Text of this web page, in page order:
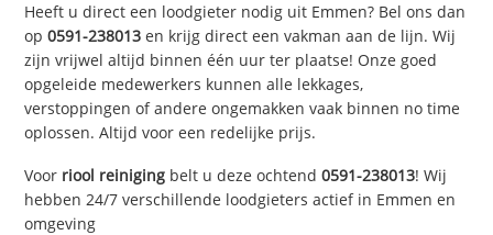
Heeft u direct een loodgieter nodig uit Emmen? Bel ons dan
op0591-238013 en krijg direct een vakman aan de lijn. Wij
zijn vrijwel altijd binnen één uur ter plaatse! Onze goed
opgeleide medewerkers kunnen alle lekkages,
verstoppingen of andere ongemakken vaak binnen no time
oplossen. Altijd voor een redelijke prijs.
Voor riool reiniging belt u deze ochtend0591-238013! Wij
hebben 24/7 verschillende loodgieters actief in Emmen en
omgeving